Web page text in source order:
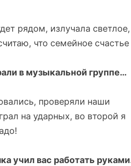
рядом, излучала светлое,
что семейное счастье
в музыкальной группе…
проверяли наши
на ударных, во второй я
учил вас работать